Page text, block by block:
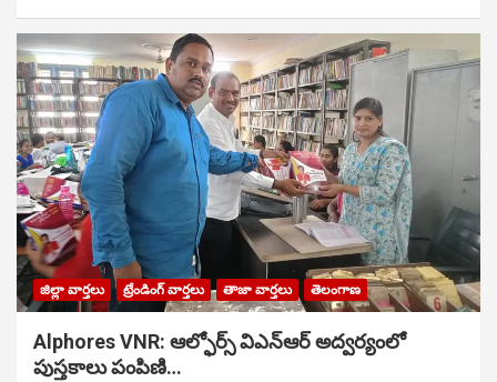
జిల్లా వార్తలు ట్రేండింగ్ వార్తలు తాజా వార్తలు తెలంగాణ
Alphores VNR: ఆల్ఫోర్స్ విఎన్ఆర్ అద్వర్యంలో
పుస్తకాలు పంపిణి…